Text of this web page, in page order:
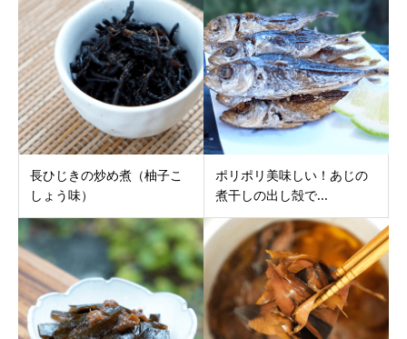
長ひじきの炒め煮（柚子こ
しょう味）
ポリポリ美味しい！あじの
煮干しの出し殻で...